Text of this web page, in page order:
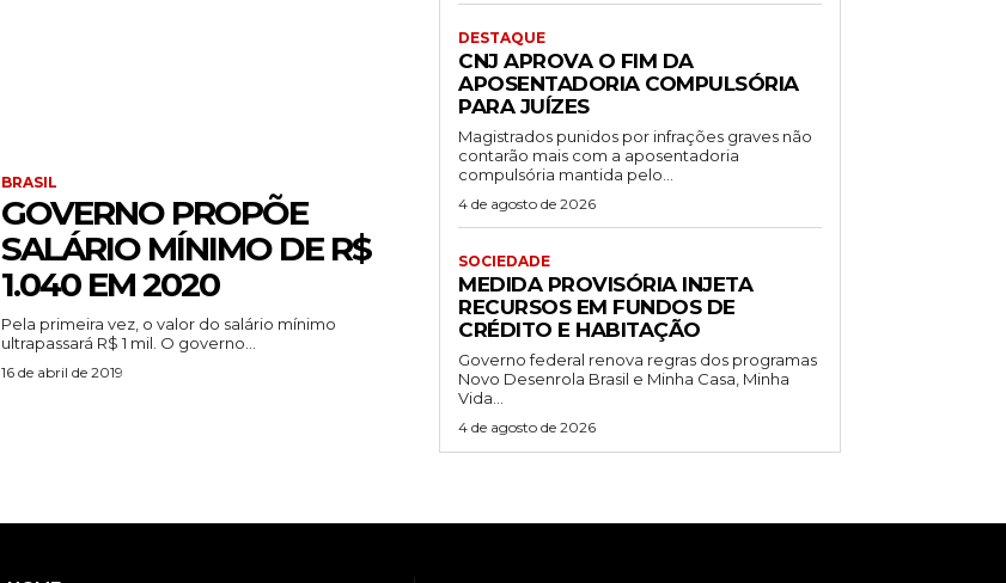
BRASIL
GOVERNO PROPÕE
SALÁRIO MÍNIMO DE R$
1.040 EM 2020
Pela primeira vez, o valor do salário mínimo
ultrapassará R$ 1 mil. O governo...
16 de abril de 2019
DESTAQUE
CNJ APROVA O FIM DA
APOSENTADORIA COMPULSÓRIA
PARA JUÍZES
Magistrados punidos por infrações graves não
contarão mais com a aposentadoria
compulsória mantida pelo...
4 de agosto de 2026
SOCIEDADE
MEDIDA PROVISÓRIA INJETA
RECURSOS EM FUNDOS DE
CRÉDITO E HABITAÇÃO
Governo federal renova regras dos programas
Novo Desenrola Brasil e Minha Casa, Minha
Vida...
4 de agosto de 2026